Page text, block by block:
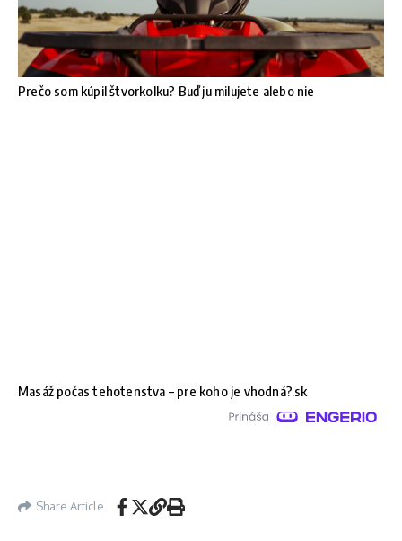
Prečo som kúpil štvorkolku? Buď ju milujete alebo nie
Masáž počas tehotenstva – pre koho je vhodná?.sk
Share Article